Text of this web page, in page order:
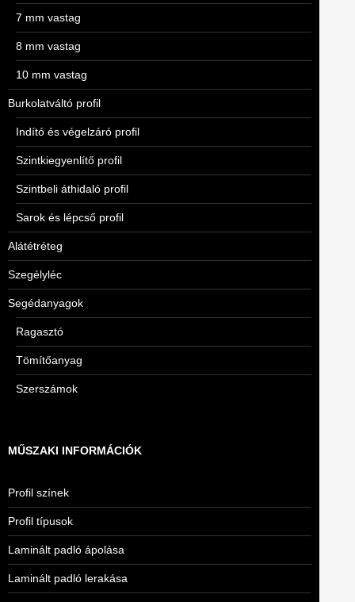
7 mm vastag
8 mm vastag
10 mm vastag
Burkolatváltó profil
Indító és végelzáró profil
Szintkiegyenlítő profil
Szintbeli áthidaló profil
Sarok és lépcső profil
Alátétréteg
Szegélyléc
Segédanyagok
Ragasztó
Tömítőanyag
Szerszámok
MŰSZAKI INFORMÁCIÓK
Profil színek
Profil típusok
Laminált padló ápolása
Laminált padló lerakása